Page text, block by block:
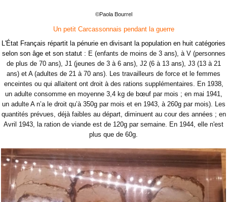
©Paola Bourrel
Un petit Carcassonnais pendant la guerre
L'État Français répartit la pénurie en divisant la population en huit catégories
selon son âge et son statut : E (enfants de moins de 3 ans), à V (personnes
de plus de 70 ans), J1 (jeunes de 3 à 6 ans), J2 (6 à 13 ans), J3 (13 à 21
ans) et A (adultes de 21 à 70 ans). Les travailleurs de force et le femmes
enceintes ou qui allaitent ont droit à des rations supplémentaires. En 1938,
un adulte consomme en moyenne 3,4 kg de bœuf par mois ; en mai 1941,
un adulte A n’a le droit qu’à 350g par mois et en 1943, à 260g par mois). Les
quantités prévues, déjà faibles au départ, diminuent au cour des années ; en
Avril 1943, la ration de viande est de 120g par semaine. En 1944, elle n'est
plus que de 60g.